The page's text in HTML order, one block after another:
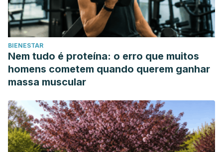
BIENESTAR
Nem tudo é proteína: o erro que muitos
homens cometem quando querem ganhar
massa muscular